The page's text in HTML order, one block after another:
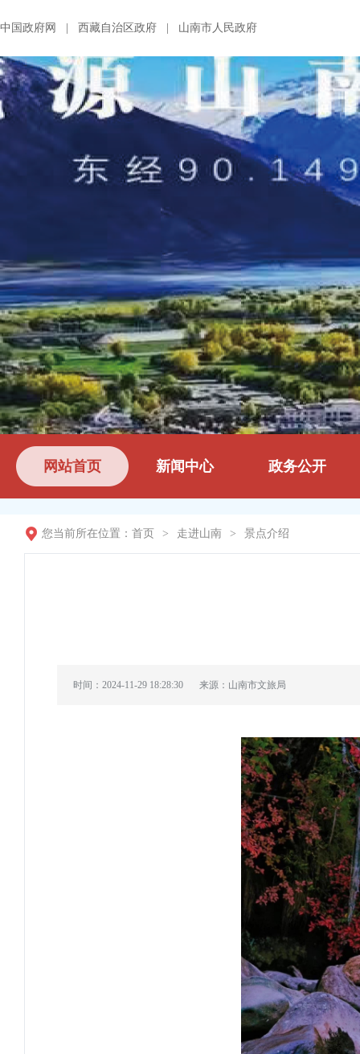
中国政府网 西藏自治区政府 山南市人民政府
网站首页 新闻中心 政务公开
您当前所在位置： 首页 > 走进山南 > 景点介绍
时间：2024-11-29 18:28:30 来源：山南市文旅局